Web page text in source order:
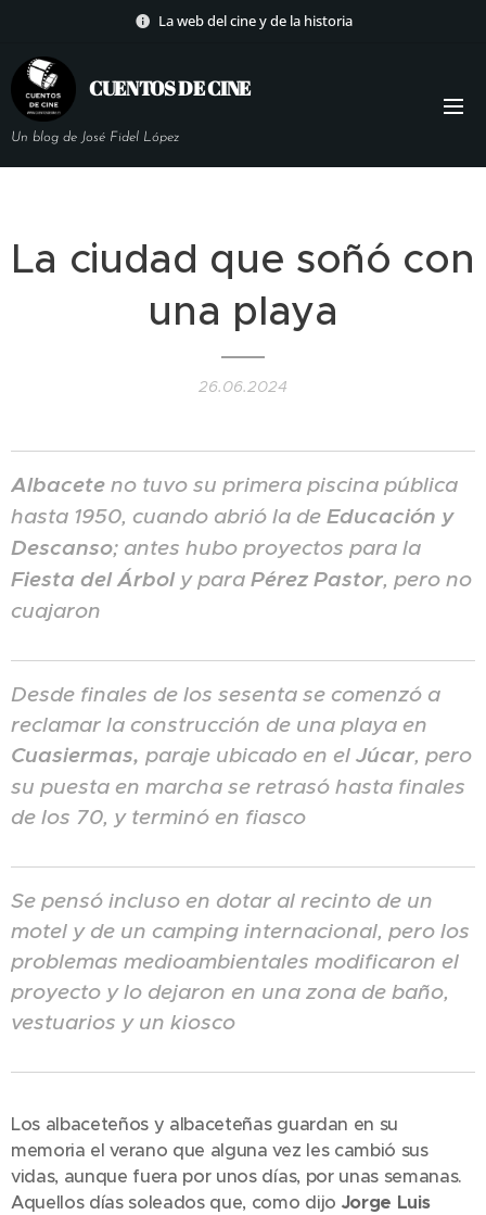
La web del cine y de la historia
CUENTOS DECINE
Un blog de José Fidel López
La ciudad que soñó con
una playa
26.06.2024
Albacete no tuvo su primera piscina pública
hasta 1950, cuando abrió la de Educación y
Descanso; antes hubo proyectos para la
Fiesta del Árbol y para Pérez Pastor, pero no
cuajaron
Desde finales de los sesenta se comenzó a
reclamar la construcción de una playa en
Cuasiermas, paraje ubicado en el Júcar, pero
su puesta en marcha se retrasó hasta finales
de los 70, y terminó en fiasco
Se pensó incluso en dotar al recinto de un
motel y de un camping internacional, pero los
problemas medioambientales modificaron el
proyecto y lo dejaron en una zona de baño,
vestuarios y un kiosco
Los albaceteños y albaceteñas guardan en su
memoria el verano que alguna vez les cambió sus
vidas, aunque fuera por unos días, por unas semanas.
Aquellos días soleados que, como dijo Jorge Luis